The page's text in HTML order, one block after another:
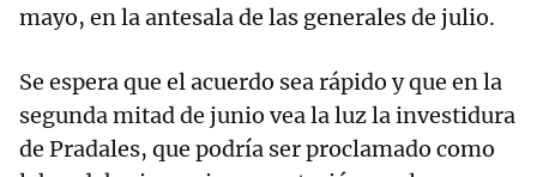
mayo, en la antesala de las generales de julio.
Se espera que el acuerdo sea rápido y que en la
segunda mitad de junio vea la luz la investidura
de Pradales, que podría ser proclamado como